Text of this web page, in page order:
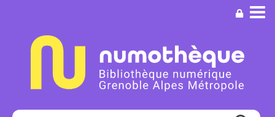
recherche